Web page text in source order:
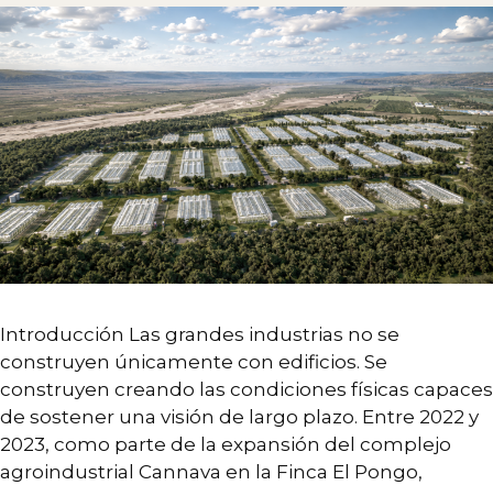
Introducción Las grandes industrias no se
construyen únicamente con edificios. Se
construyen creando las condiciones físicas capaces
de sostener una visión de largo plazo. Entre 2022 y
2023, como parte de la expansión del complejo
agroindustrial Cannava en la Finca El Pongo,